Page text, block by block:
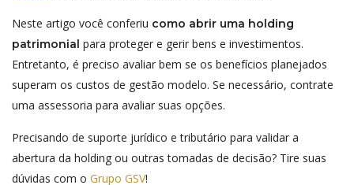
Neste artigo você conferiu como abrir uma holding
patrimonial para proteger e gerir bens e investimentos.
Entretanto, é preciso avaliar bem se os benefícios planejados
superam os custos de gestão modelo. Se necessário, contrate
uma assessoria para avaliar suas opções.
Precisando de suporte jurídico e tributário para validar a
abertura da holding ou outras tomadas de decisão? Tire suas
dúvidas com o Grupo GSV!